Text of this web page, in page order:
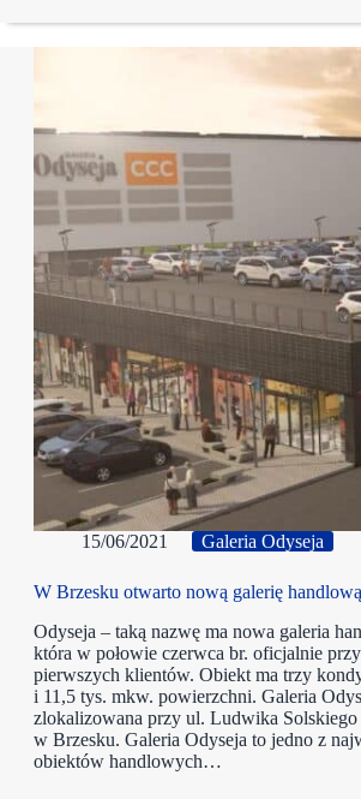
15/06/2021 Galeria Odyseja
W Brzesku otwarto nową galerię handlową
Odyseja – taką nazwę ma nowa galeria
która w połowie czerwca br. oficjalnie
pierwszych klientów. Obiekt ma trzy
i 11,5 tys. mkw. powierzchni. Galeria
zlokalizowana przy ul. Ludwika Solskiego
w Brzesku. Galeria Odyseja to jedno z
obiektów handlowych…